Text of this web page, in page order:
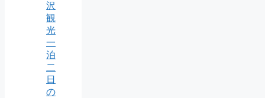
沢
観
光
一
泊
二
日
の